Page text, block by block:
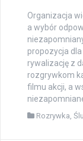
Organizacja
a wybór
propozycja
rywalizację z
rozgrywkom
filmu akcji, a
Rozrywka